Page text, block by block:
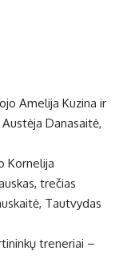
Amelija Kuzina ir
Danasaitė,
Kornelija
trečias
Tautvydas
treneriai –